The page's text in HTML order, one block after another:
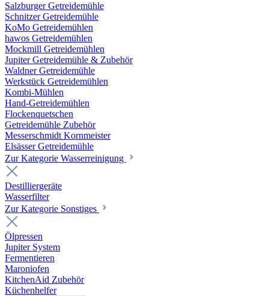
Salzburger Getreidemühle
Schnitzer Getreidemühle
KoMo Getreidemühlen
hawos Getreidemühlen
Mockmill Getreidemühlen
Jupiter Getreidemühle & Zubehör
Waldner Getreidemühle
Werkstück Getreidemühlen
Kombi-Mühlen
Hand-Getreidemühlen
Flockenquetschen
Getreidemühle Zubehör
Messerschmidt Kornmeister
Elsässer Getreidemühle
Zur Kategorie Wasserreinigung
Destilliergeräte
Wasserfilter
Zur Kategorie Sonstiges
Ölpressen
Jupiter System
Fermentieren
Maroniofen
KitchenAid Zubehör
Küchenhelfer